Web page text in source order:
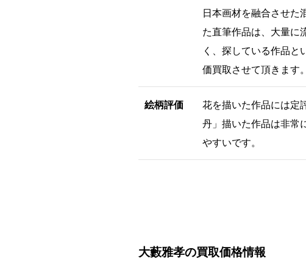
日本画材を融合させた
た直筆作品は、大量に
く、探している作品と
価買取させて頂きます。
絵柄評価
花を描いた作品には定
丹」描いた作品は非常
やすいです。
大藪雅孝の買取価格情報